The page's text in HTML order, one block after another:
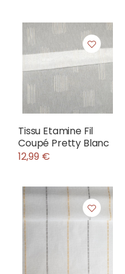
Tissu Etamine Fil
Coupé Pretty Blanc
12,99 €